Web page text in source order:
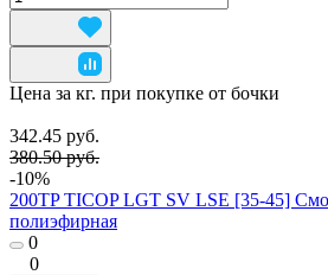
Цена за кг. при покупке от бочки
342.45 руб.
380.50 руб.
-10%
200TP TICOP LGT SV LSE [35-45]
полиэфирная
0
0